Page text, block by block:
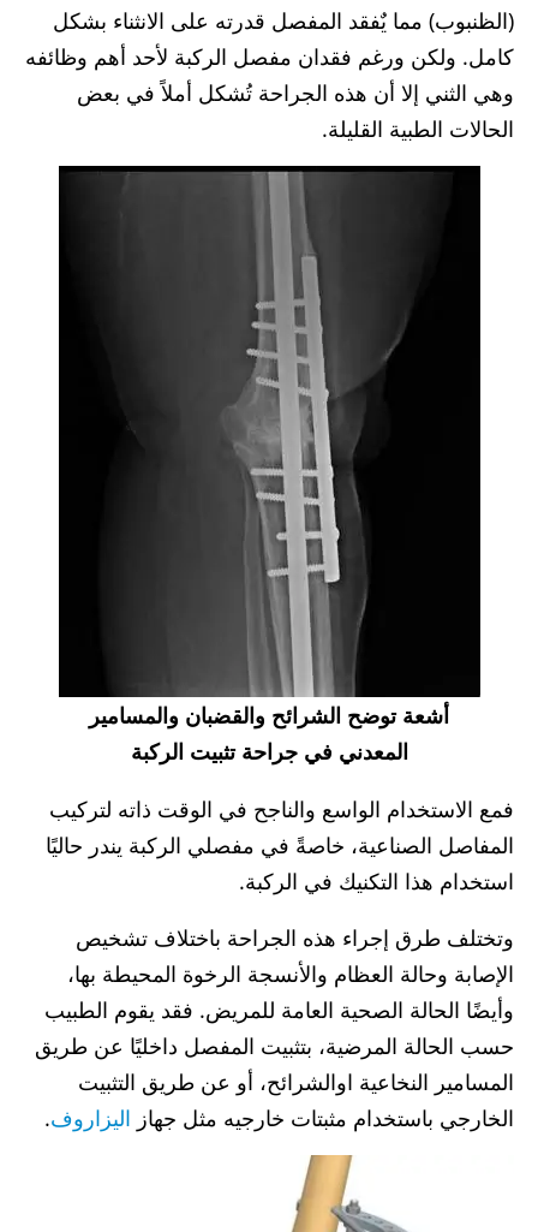
(الظنبوب) مما يٌفقد المفصل قدرته على الانثناء بشكل
كامل. ولكن ورغم فقدان مفصل الركبة لأحد أهم وظائفه
وهي الثني إلا أن هذه الجراحة تُشكل أملاً في بعض
الحالات الطبية القليلة.
أشعة توضح الشرائح والقضبان والمسامير
المعدني في جراحة تثبيت الركبة
فمع الاستخدام الواسع والناجح في الوقت ذاته لتركيب
المفاصل الصناعية، خاصةً في مفصلي الركبة يندر حاليًا
استخدام هذا التكنيك في الركبة.
وتختلف طرق إجراء هذه الجراحة باختلاف تشخيص
الإصابة وحالة العظام والأنسجة الرخوة المحيطة بها،
وأيضًا الحالة الصحية العامة للمريض. فقد يقوم الطبيب
حسب الحالة المرضية، بتثبيت المفصل داخليًا عن طريق
المسامير النخاعية اوالشرائح، أو عن طريق التثبيت
الخارجي باستخدام مثبتات خارجيه مثل جهاز اليزاروف.